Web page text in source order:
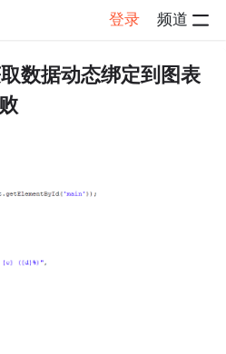
登录 频道
子详情
数据动态绑定到图表